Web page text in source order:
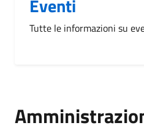
Eventi
Tutte le informazioni su